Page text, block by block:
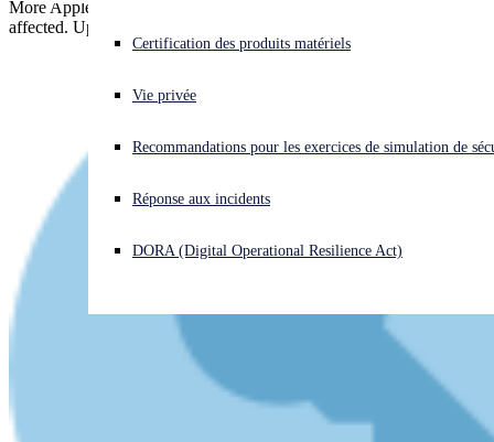
Vous subissez une cyberattaque ? Obtenez une aide immédiate.
Open language switcher
Certification des produits matériels
Vie privée
Recommandations pour les exercices de simulation de
Réponse aux incidents
DORA (Digital Operational Resilience Act)
More Apple zero-days - mobile devices, laptops and desktops
affected. Update now!